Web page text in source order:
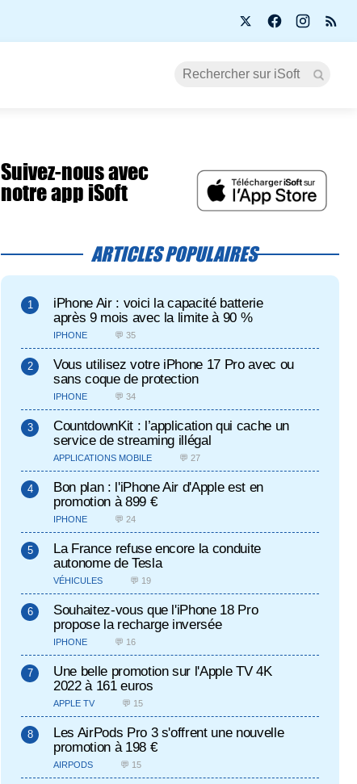
Suivez-nous avec
notre app iSoft
ARTICLES POPULAIRES
iPhone Air : voici la capacité batterie
après 9 mois avec la limite à 90 %
IPHONE 💬 35
Vous utilisez votre iPhone 17 Pro avec ou
sans coque de protection
IPHONE 💬 34
CountdownKit : l’application qui cache un
service de streaming illégal
APPLICATIONS MOBILE 💬 27
Bon plan : l'iPhone Air d'Apple est en
promotion à 899 €
IPHONE 💬 24
La France refuse encore la conduite
autonome de Tesla
VÉHICULES 💬 19
Souhaitez-vous que l'iPhone 18 Pro
propose la recharge inversée
IPHONE 💬 16
Une belle promotion sur l'Apple TV 4K
2022 à 161 euros
APPLE TV 💬 15
Les AirPods Pro 3 s'offrent une nouvelle
promotion à 198 €
AIRPODS 💬 15